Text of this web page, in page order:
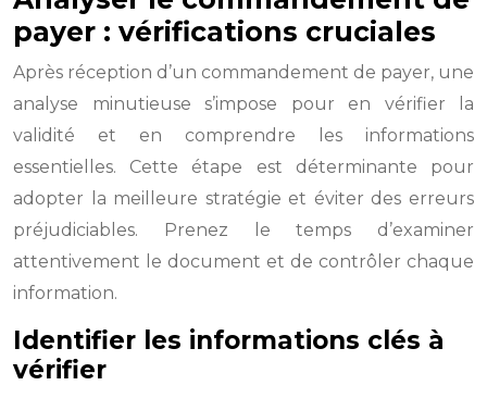
payer : vérifications cruciales
Après réception d’un commandement de payer, une
analyse minutieuse s’impose pour en vérifier la
validité et en comprendre les informations
essentielles. Cette étape est déterminante pour
adopter la meilleure stratégie et éviter des erreurs
préjudiciables. Prenez le temps d’examiner
attentivement le document et de contrôler chaque
information.
Identifier les informations clés à
vérifier